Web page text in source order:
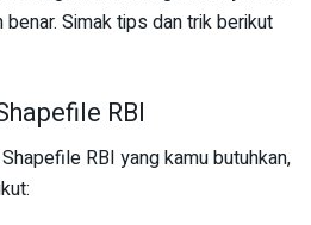
Simak tips dan trik berikut
RBI
RBI yang kamu butuhkan,